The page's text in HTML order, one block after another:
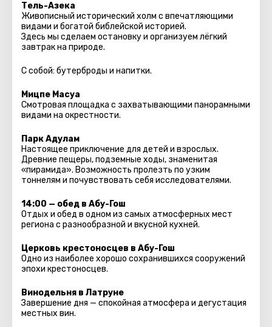
Тель-Азека
Живописный исторический холм с впечатляющими
видами и богатой библейской историей.
Здесь мы сделаем остановку и организуем лёгкий
завтрак на природе.
С собой: бутерброды и напитки.
Мицпе Масуа
Смотровая площадка с захватывающими панорамными
видами на окрестности.
Парк Адулам
Настоящее приключение для детей и взрослых.
Древние пещеры, подземные ходы, знаменитая
«пирамида». Возможность пролезть по узким
тоннелям и почувствовать себя исследователями.
14:00 — обед в Абу-Гош
Отдых и обед в одном из самых атмосферных мест
региона с разнообразной и вкусной кухней.
Церковь крестоносцев в Абу-Гош
Одно из наиболее хорошо сохранившихся сооружений
эпохи крестоносцев.
Винодельня в Латруне
Завершение дня — спокойная атмосфера и дегустация
местных вин.